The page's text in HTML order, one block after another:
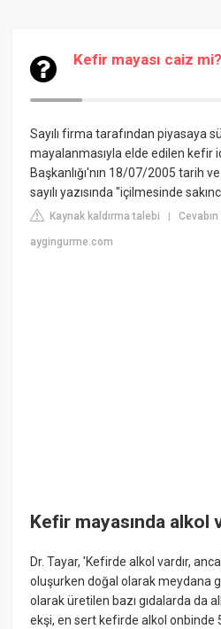
Kefir mayası caiz mi?
Sayılı firma tarafından piyasaya
mayalanmasıyla elde edilen kefir
Başkanlığı'nın 18/07/2005 tarih
sayılı yazısında "içilmesinde
Kaynak kaldırma talebi |
aygingurme.com
Kefir mayasında alkol
Dr. Tayar, 'Kefirde alkol vardır,
oluşurken doğal olarak meydana
olarak üretilen bazı gıdalarda da
ekşi, en sert kefirde alkol onbinde